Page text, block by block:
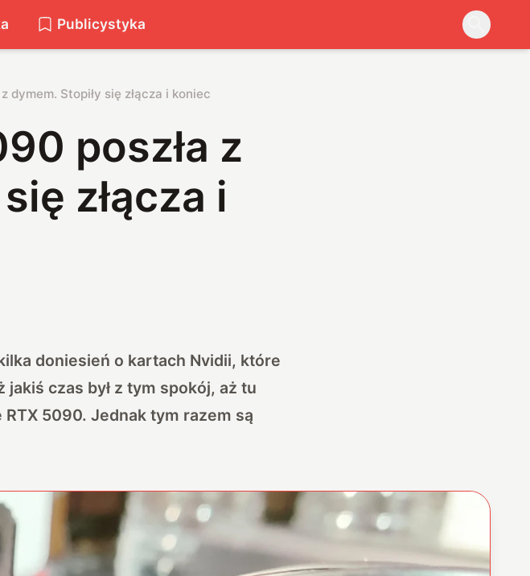
Publicystyka
dymem. Stopiły się złącza i koniec
poszła z
złącza i
doniesień o kartach Nvidii, które
czas był z tym spokój, aż tu
5090. Jednak tym razem są